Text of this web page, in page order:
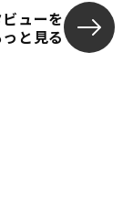
ューを
と見る